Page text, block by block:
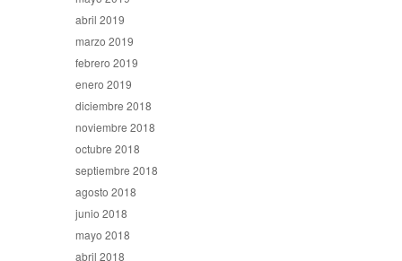
abril 2019
marzo 2019
febrero 2019
enero 2019
diciembre 2018
noviembre 2018
octubre 2018
septiembre 2018
agosto 2018
junio 2018
mayo 2018
abril 2018